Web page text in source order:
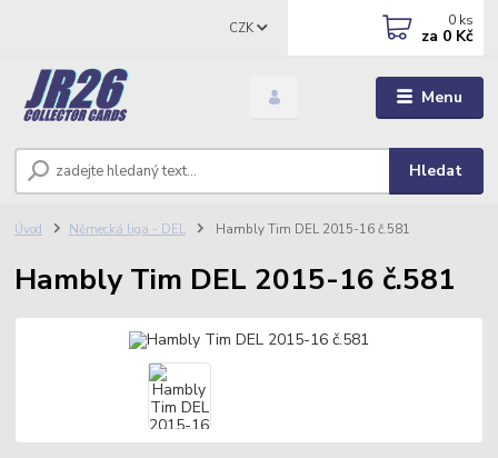
Menu
CZK
Hledat
0 ks
za 0 Kč
Úvod Německá liga - DEL Hambly Tim DEL 2015-16 č.581
Hambly Tim DEL 2015-16 č.581